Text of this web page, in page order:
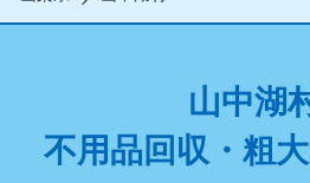
山中湖
不用品回収・粗